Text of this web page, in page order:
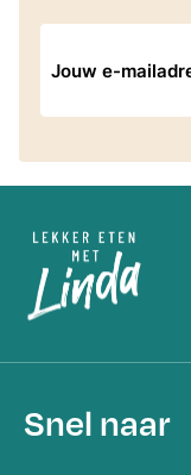
Snel naar